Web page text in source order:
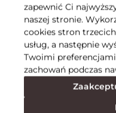
Specyfikacja
Polecane
zapewnić Ci
naszej stronie.
cookies stron
usług, a następnie
Twoimi
zachowań podczas